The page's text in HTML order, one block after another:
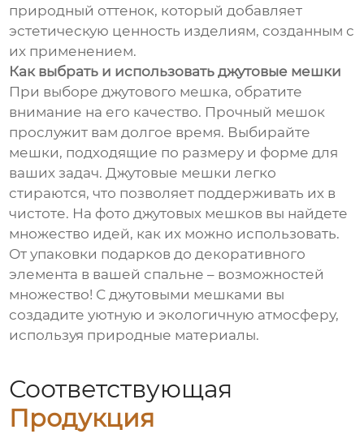
природный оттенок, который добавляет
эстетическую ценность изделиям, созданным с
их применением.
Как выбрать и использовать джутовые мешки
При выборе джутового мешка, обратите
внимание на его качество. Прочный мешок
прослужит вам долгое время. Выбирайте
мешки, подходящие по размеру и форме для
ваших задач. Джутовые мешки легко
стираются, что позволяет поддерживать их в
чистоте. На фото джутовых мешков вы найдете
множество идей, как их можно использовать.
От упаковки подарков до декоративного
элемента в вашей спальне – возможностей
множество! С джутовыми мешками вы
создадите уютную и экологичную атмосферу,
используя природные материалы.
Соответствующая
Продукция